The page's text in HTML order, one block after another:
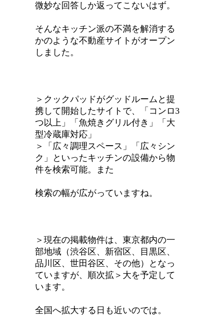
微妙な回答しか返ってこないはず。
そんなキッチン派の不満を解消する
かのような不動産サイトがオープン
しました。
＞クックパッドがグッドルームと提
携して開始したサイトで、「コンロ3
つ以上」「魚焼きグリル付き」「大
型冷蔵庫対応」
＞「広々調理スペース」「広々シン
ク」といったキッチンの設備から物
件を検索可能。また
検索の幅が広がっていますね。
＞現在の掲載物件は、東京都内の一
部地域（渋谷区、新宿区、目黒区、
品川区、世田谷区、その他）となっ
ていますが、順次拡＞大を予定して
います。
全国へ拡大する日も近いのでは。